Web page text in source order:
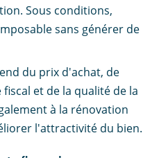
Sous conditions,
sans générer de
du prix d'achat, de
et de la qualité de la
à la rénovation
l'attractivité du bien.